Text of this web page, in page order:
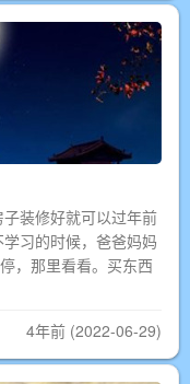
装修好就可以过年前
习的时候，爸爸妈妈
，那里看看。买东西
4年前 (2022-06-29)